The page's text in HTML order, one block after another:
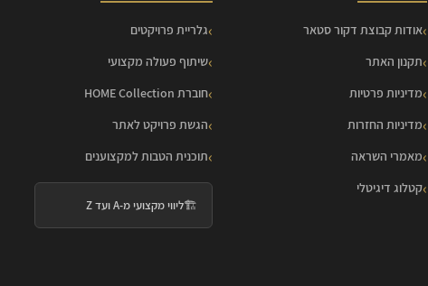
אודות קבוצת דקור סטאר
תקנון האתר
מדיניות פרטיות
מדיניות החזרות
מאמרי השראה
קטלוג דיגיטלי
גלריית פרויקטים
שיתוף פעולה מקצועי
חוברת HOME Collection
הגשת פרויקט לאתר
תוכנית הטבות למקצוענים
🏗️ליווי מקצועי מ-A ועד Z